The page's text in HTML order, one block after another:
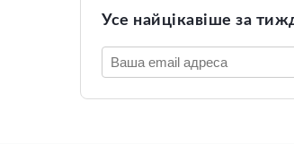
Усе найцікавіше за